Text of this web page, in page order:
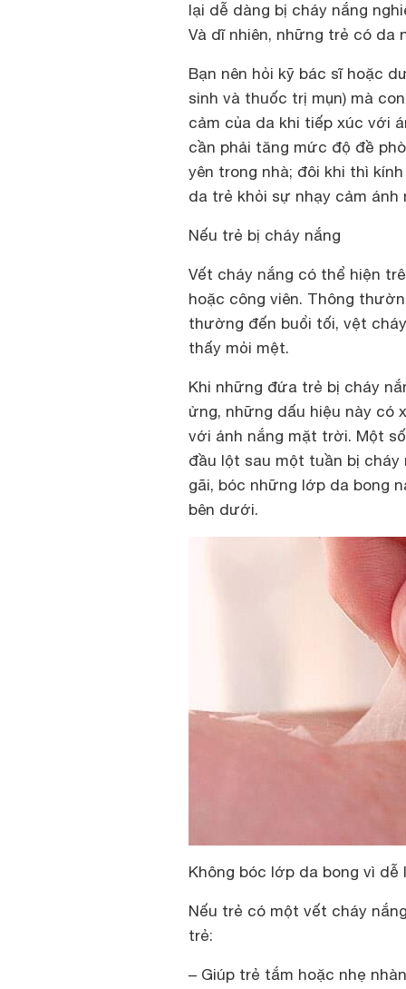
lại dễ dàng bị cháy nắng
Và dĩ nhiên, những trẻ có da
Bạn nên hỏi kỹ bác sĩ hoặc
sinh và thuốc trị mụn) mà
cảm của da khi tiếp xúc với
cần phải tăng mức độ đề
yên trong nhà; đôi khi thì
da trẻ khỏi sự nhạy cảm
Nếu trẻ bị cháy nắng
Vết cháy nắng có thể hiện
hoặc công viên. Thông
thường đến buổi tối, vệt
thấy mỏi mệt.
Khi những đứa trẻ bị cháy
ửng, những dấu hiệu này có
với ánh nắng mặt trời. Một
đầu lột sau một tuần bị cháy
gãi, bóc những lớp da bong
bên dưới.
Không bóc lớp da bong vì
Nếu trẻ có một vết cháy
trẻ:
– Giúp trẻ tắm hoặc nhẹ